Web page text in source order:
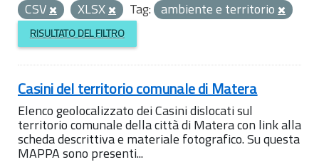
CSV
XLSX Tag: ambiente e territorio
RISULTATO DEL FILTRO
Casini del territorio comunale di Matera
Elenco geolocalizzato dei Casini dislocati sul
territorio comunale della città di Matera con link alla
scheda descrittiva e materiale fotografico. Su questa
MAPPA sono presenti...